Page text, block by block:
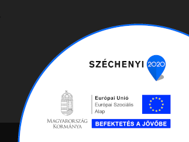
Projektjeink